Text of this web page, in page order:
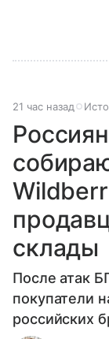
21 час назад
склады
После атак
покупатели
российских